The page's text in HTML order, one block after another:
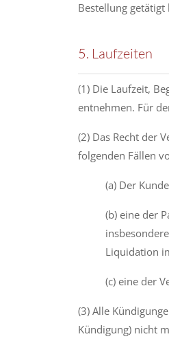
Bestellung getätigt
5. Laufzeiten
(1) Die Laufzeit,
entnehmen. Für
(2) Das Recht der
folgenden Fällen
(a) Der
(b) eine der
Liquidation
(c) eine der
(3) Alle
Kündigung) nicht